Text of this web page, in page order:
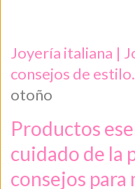
Joyería italiana |
consejos de estilo.
otoño
Productos
cuidado de la
consejos